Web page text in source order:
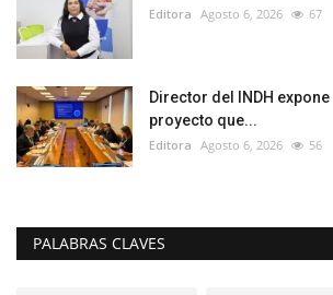
Editora Agosto 6, 2026 67
Director del INDH
proyecto que...
Editora Agosto 6, 2026 56
PALABRAS CLAVES